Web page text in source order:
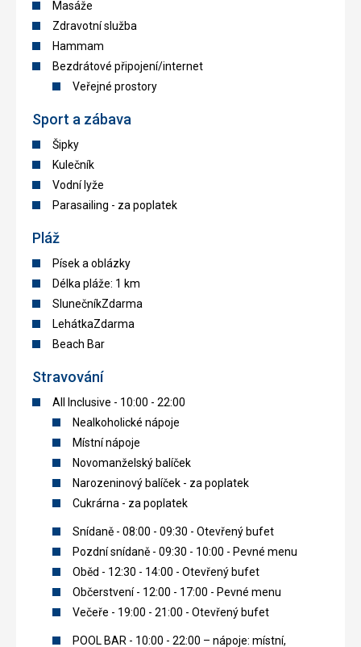
Masáže
Zdravotní služba
Hammam
Bezdrátové připojení/internet
Veřejné prostory
Sport a zábava
Šipky
Kulečník
Vodní lyže
Parasailing - za poplatek
Pláž
Písek a oblázky
Délka pláže: 1 km
SlunečníkZdarma
LehátkaZdarma
Beach Bar
Stravování
All Inclusive - 10:00 - 22:00
Nealkoholické nápoje
Místní nápoje
Novomanželský balíček
Narozeninový balíček - za poplatek
Cukrárna - za poplatek
Snídaně - 08:00 - 09:30 - Otevřený bufet
Pozdní snídaně - 09:30 - 10:00 - Pevné menu
Oběd - 12:30 - 14:00 - Otevřený bufet
Občerstvení - 12:00 - 17:00 - Pevné menu
Večeře - 19:00 - 21:00 - Otevřený bufet
POOL BAR - 10:00 - 22:00 – nápoje: místní,